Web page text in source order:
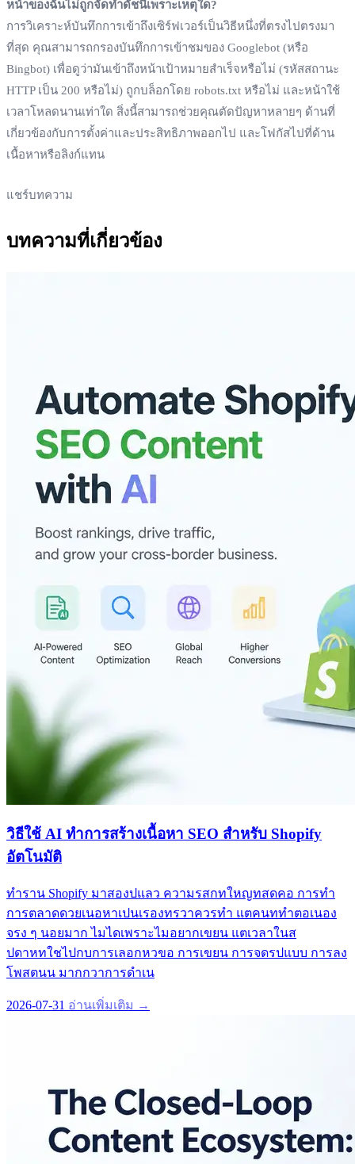
หน้าของฉันไม่ถูกจัดทำดัชนีเพราะเหตุใด?
การวิเคราะห์บันทึกการเข้าถึงเซิร์ฟเวอร์เป็นวิธีหนึ่งที่ตรงไปตรงมา
ที่สุด คุณสามารถกรองบันทึกการเข้าชมของ Googlebot (หรือ
Bingbot) เพื่อดูว่ามันเข้าถึงหน้าเป้าหมายสำเร็จหรือไม่ (รหัสสถานะ
HTTP เป็น 200 หรือไม่) ถูกบล็อกโดย robots.txt หรือไม่ และหน้าใช้
เวลาโหลดนานเท่าใด สิ่งนี้สามารถช่วยคุณตัดปัญหาหลายๆ ด้านที่
เกี่ยวข้องกับการตั้งค่าและประสิทธิภาพออกไป และโฟกัสไปที่ด้าน
เนื้อหาหรือลิงก์แทน
แชร์บทความ
บทความที่เกี่ยวข้อง
วิธีใช้ AI ทำการสร้างเนื้อหา SEO สำหรับ Shopify
อัตโนมัติ
ทำราน Shopify มาสองปแลว ความรสกทใหญทสดคอ การทำ
การตลาดดวยเนอหาเปนเรองทรวาควรทำ แตคนททำตอเนอง
จรง ๆ นอยมาก ไมไดเพราะไมอยากเขยน แตเวลาในส
ปดาหทใชไปกบการเลอกหวขอ การเขยน การจดรปแบบ การลง
โพสตนน มากกวาการดำเน
2026-07-31 อ่านเพิ่มเติม →